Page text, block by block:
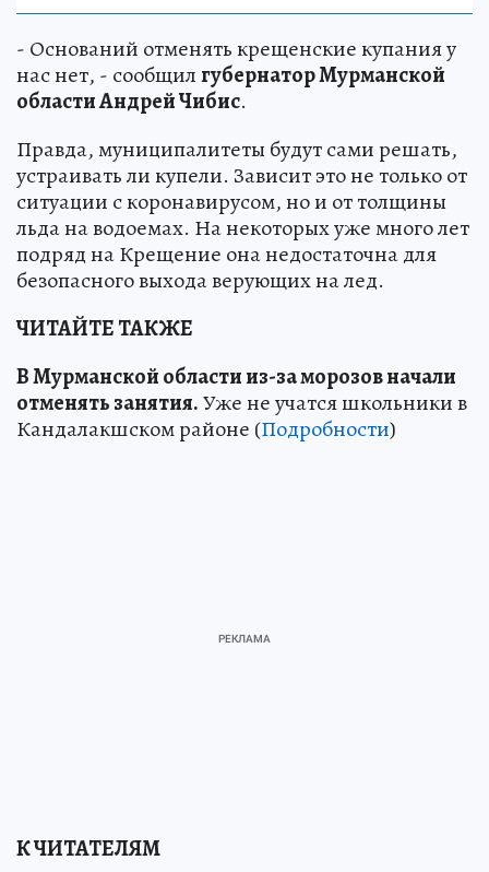
- Оснований отменять крещенские купания у
нас нет, - сообщилгубернатор Мурманской
области Андрей Чибис.
Правда, муниципалитеты будут сами решать,
устраивать ли купели. Зависит это не только от
ситуации с коронавирусом, но и от толщины
льда на водоемах. На некоторых уже много лет
подряд на Крещение она недостаточна для
безопасного выхода верующих на лед.
ЧИТАЙТЕ ТАКЖЕ
В Мурманской области из-за морозов начали
отменять занятия.Уже не учатся школьники в
Кандалакшском районе (Подробности)
К ЧИТАТЕЛЯМ